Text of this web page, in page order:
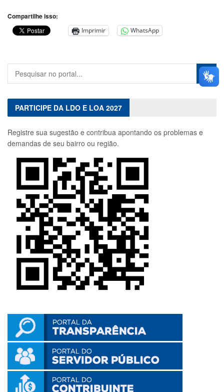
Compartilhe isso:
Imprimir WhatsApp
PARTICIPE DA LDO E LOA 2027
Registre sua sugestão e contribua apontando os problemas e
demandas de seu bairro ou região.